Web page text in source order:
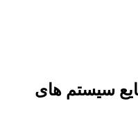
سیستم های